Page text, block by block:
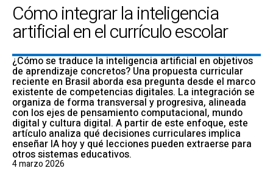
Cómo integrar la inteligencia
artificial en el currículo escolar
¿Cómo se traduce la inteligencia artificial en objetivos
de aprendizaje concretos? Una propuesta curricular
reciente en Brasil aborda esa pregunta desde el marco
existente de competencias digitales. La integración se
organiza de forma transversal y progresiva, alineada
con los ejes de pensamiento computacional, mundo
digital y cultura digital. A partir de este enfoque, este
artículo analiza qué decisiones curriculares implica
enseñar IA hoy y qué lecciones pueden extraerse para
otros sistemas educativos.
4 marzo 2026